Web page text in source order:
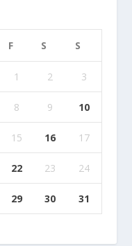
F S S
1 2 3
8 9 10
15 16 17
22 23 24
29 30
31